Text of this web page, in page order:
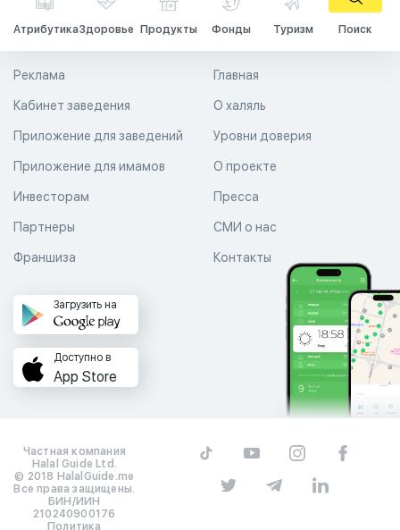
АтрибутикаЗдоровье Продукты Фонды Туризм Поиск
Главная
О халяль
Уровни доверия
Реклама
Кабинет заведения
Приложение для заведений
Приложение для имамов О проекте
Пресса
СМИ о нас
Контакты
Инвесторам
Партнеры
Франшиза
Загрузить на
Доступно в
App Store
Частная компания
Halal Guide Ltd.
© 2018 HalalGuide.me
Все права защищены.
БИН/ИИН
210240900176
Политика